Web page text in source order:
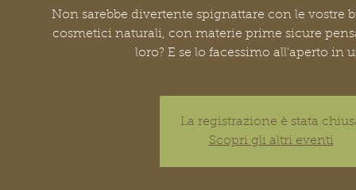
Non sarebbe divertente spignattare con le vostre
cosmetici naturali, con materie prime sicure
loro? E se lo facessimo all'aperto in
La registrazione è stata
Scopri gli altri eventi